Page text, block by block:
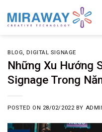
BLOG,DIGITAL SIGNAGE
Những Xu Hướng
Signage Trong
POSTED ON 28/02/2022BY